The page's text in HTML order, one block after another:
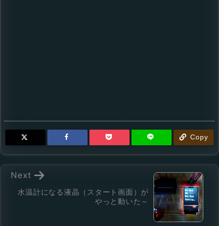
Copy
水温計になる液晶（スタート画面）が
やっと動いた～
Next